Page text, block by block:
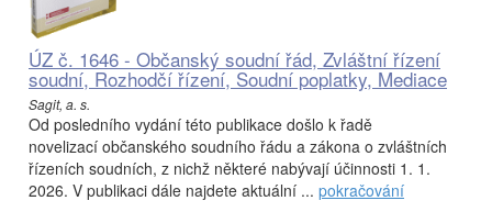
ÚZ č. 1646 - Občanský soudní řád, Zvláštní řízení
soudní, Rozhodčí řízení, Soudní poplatky, Mediace
Sagit, a. s.
Od posledního vydání této publikace došlo k řadě
novelizací občanského soudního řádu a zákona o zvláštních
řízeních soudních, z nichž některé nabývají účinnosti 1. 1.
2026. V publikaci dále najdete aktuální ... pokračování